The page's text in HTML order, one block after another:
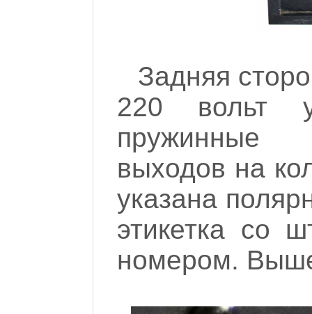
Задняя
220 вольт
пружинные
выходов на
указана
этикетка со
номером.